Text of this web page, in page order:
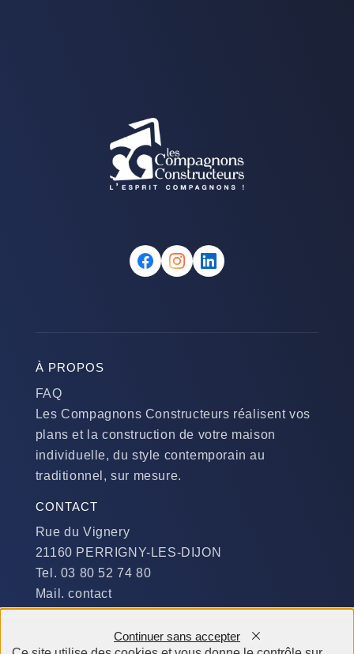
À PROPOS
FAQ
Les Compagnons Constructeurs réalisent vos
plans et la construction de votre maison
individuelle, du style contemporain au
traditionnel, sur mesure.
CONTACT
Rue du Vignery
21160 PERRIGNY-LES-DIJON
Tel. 03 80 52 74 80
Mail. contact
Du Lundi au Jeudi :
Continuer sans accepter